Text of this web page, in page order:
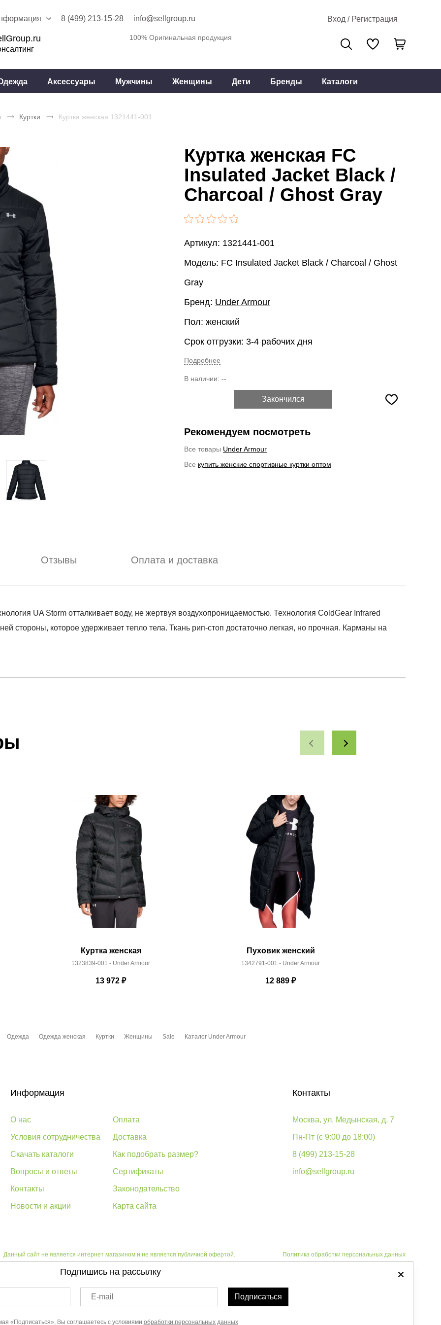
8 (499) 213-15-28 info@sellgroup.ru Вход / Регистрация
100% Оригинальная продукция
Аксессуары Мужчины Женщины Дети Бренды Каталоги
Куртки Куртка женская 1321441-001
Куртка женская FC
Insulated Jacket Black /
Charcoal / Ghost Gray
Артикул: 1321441-001
Модель: FC Insulated Jacket Black / Charcoal / Ghost
Gray
Бренд: Under Armour
Пол: женский
Срок отгрузки: 3-4 рабочих дня
Подробнее
В наличии: --
Закончился
Рекомендуем посмотреть
Все товары Under Armour
Все купить женские спортивные куртки оптом
Отзывы Оплата и доставка
UA Storm отталкивает воду, не жертвуя воздухопроницаемостью. Технология ColdGear Infrared
стороны, которое удерживает тепло тела. Ткань рип-стоп достаточно легкая, но прочная. Карманы на
доставки
Куртка женская
1323839-001 - Under Armour
13 972 ₽
Пуховик женский
1342791-001 - Under Armour
12 889 ₽
Одежда Одежда женская Куртки Женщины Sale Каталог Under Armour
Информация
О нас
Условия сотрудничества
Скачать каталоги
Вопросы и ответы
Контакты
Новости и акции
Оплата
Доставка
Как подобрать размер?
Сертификаты
Законодательство
Карта сайта
Контакты
Москва, ул. Медынская, д. 7
Пн-Пт (с 9:00 до 18:00)
8 (499) 213-15-28
info@sellgroup.ru
Данный сайт не является интернет магазином и не является публичной офертой. Политика обработки персональных данных
Автоматизировано -
Подпишись на рассылку
E-mail Подписаться
«Подписаться», Вы соглашаетесь с условиями обработки персональных данных